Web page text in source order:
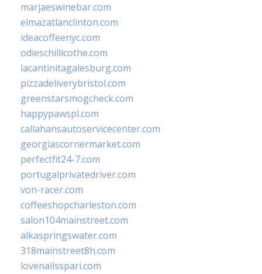
marjaeswinebar.com
elmazatlanclinton.com
ideacoffeenyc.com
odieschillicothe.com
lacantinitagalesburg.com
pizzadeliverybristol.com
greenstarsmogcheck.com
happypawspl.com
callahansautoservicecenter.com
georgiascornermarket.com
perfectfit24-7.com
portugalprivatedriver.com
von-racer.com
coffeeshopcharleston.com
salon104mainstreet.com
alkaspringswater.com
318mainstreet8h.com
lovenailsspari.com